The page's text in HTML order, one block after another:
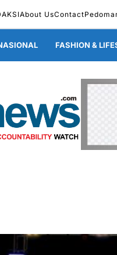
About UsContact
FASHION &